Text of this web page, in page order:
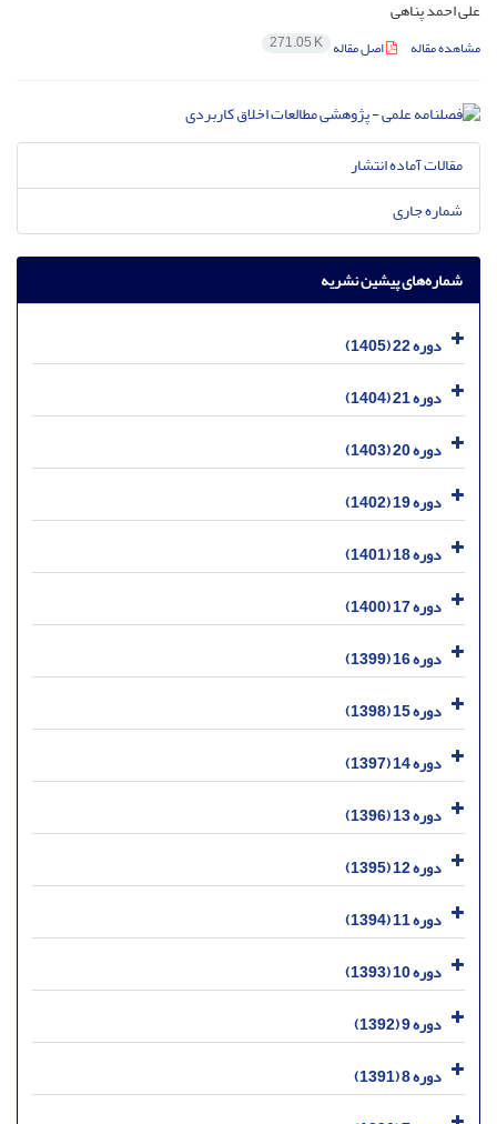
علی احمد پناهی
مشاهده مقاله اصل مقاله 271.05 K
مقالات آماده انتشار
شماره جاری
شماره‌های پیشین نشریه
دوره 22 (1405)
دوره 21 (1404)
دوره 20 (1403)
دوره 19 (1402)
دوره 18 (1401)
دوره 17 (1400)
دوره 16 (1399)
دوره 15 (1398)
دوره 14 (1397)
دوره 13 (1396)
دوره 12 (1395)
دوره 11 (1394)
دوره 10 (1393)
دوره 9 (1392)
دوره 8 (1391)